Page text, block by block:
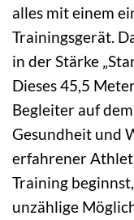
alles mit einem
Trainingsgerät.
in der Stärke
Dieses 45,5
Begleiter auf
Gesundheit und
erfahrener
Training
unzählige